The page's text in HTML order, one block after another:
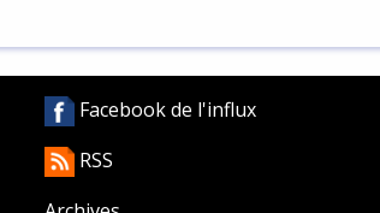
Facebook de l'influx
RSS